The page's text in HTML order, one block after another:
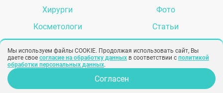
Хирурги
Косметологи
Фото
Статьи
Мы используем файлы COOKIE. Продолжая использовать сайт, Вы
даете свое согласие на обработку данных в соответствии с политикой
обработки персональных данных.
Согласен
Опрос для врачей